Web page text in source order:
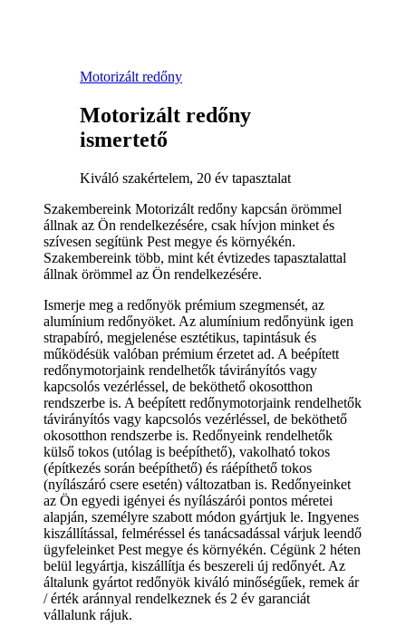
Motorizált redőny
Motorizált redőny
ismertető
Kiváló szakértelem, 20 év tapasztalat
Szakembereink Motorizált redőny kapcsán örömmel
állnak az Ön rendelkezésére, csak hívjon minket és
szívesen segítünk Pest megye és környékén.
Szakembereink több, mint két évtizedes tapasztalattal
állnak örömmel az Ön rendelkezésére.
Ismerje meg a redőnyök prémium szegmensét, az
alumínium redőnyöket. Az alumínium redőnyünk igen
strapabíró, megjelenése esztétikus, tapintásuk és
működésük valóban prémium érzetet ad. A beépített
redőnymotorjaink rendelhetők távirányítós vagy
kapcsolós vezérléssel, de beköthető okosotthon
rendszerbe is. A beépített redőnymotorjaink rendelhetők
távirányítós vagy kapcsolós vezérléssel, de beköthető
okosotthon rendszerbe is. Redőnyeink rendelhetők
külső tokos (utólag is beépíthető), vakolható tokos
(építkezés során beépíthető) és ráépíthető tokos
(nyílászáró csere esetén) változatban is. Redőnyeinket
az Ön egyedi igényei és nyílászárói pontos méretei
alapján, személyre szabott módon gyártjuk le. Ingyenes
kiszállítással, felméréssel és tanácsadással várjuk leendő
ügyfeleinket Pest megye és környékén. Cégünk 2 héten
belül legyártja, kiszállítja és beszereli új redőnyét. Az
általunk gyártot redőnyök kiváló minőségűek, remek ár
/ érték aránnyal rendelkeznek és 2 év garanciát
vállalunk rájuk.